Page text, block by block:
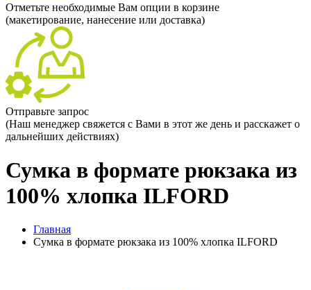
Отметьте необходимые Вам опции в корзине
(макетирование, нанесение или доставка)
Отправьте запрос
(Наш менеджер свяжется с Вами в этот же день и расскажет о
дальнейших действиях)
Сумка в формате рюкзака из
100% хлопка ILFORD
Главная
Сумка в формате рюкзака из 100% хлопка ILFORD